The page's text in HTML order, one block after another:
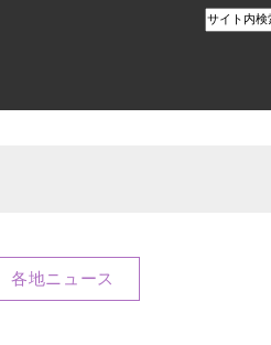
各地ニュース